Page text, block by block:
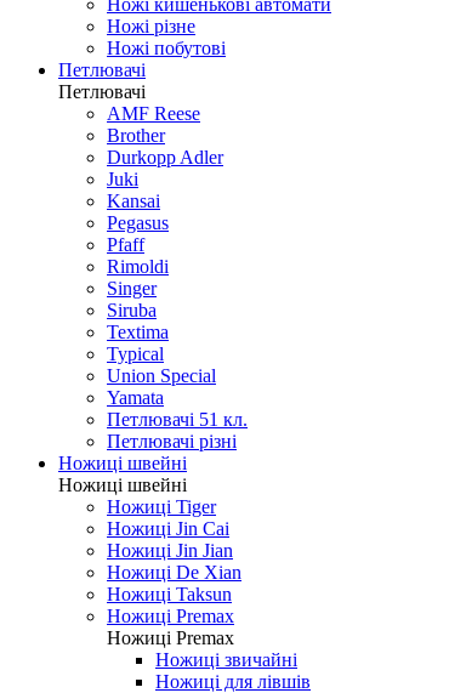
Стрічка розкрійна
Ножі закріплювальні
Ножі кишенькові автомати
Ножі різне
Ножі побутові
Петлювачі
Петлювачі
AMF Reese
Brother
Durkopp Adler
Juki
Kansai
Pegasus
Pfaff
Rimoldi
Singer
Siruba
Textima
Typical
Union Special
Yamata
Петлювачі 51 кл.
Петлювачі різні
Ножиці швейні
Ножиці швейні
Ножиці Tiger
Ножиці Jin Cai
Ножиці Jin Jian
Ножиці De Xian
Ножиці Taksun
Ножиці Premax